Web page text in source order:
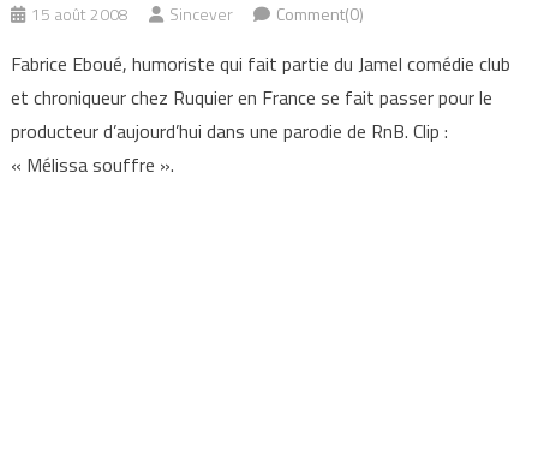
15 août 2008 Sincever Comment(0)
Fabrice Eboué, humoriste qui fait partie du Jamel comédie club
et chroniqueur chez Ruquier en France se fait passer pour le
producteur d’aujourd’hui dans une parodie de RnB. Clip :
« Mélissa souffre ».